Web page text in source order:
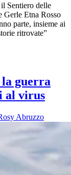
Sentiero delle
Gerle Etna Rosso
parte, insieme ai
ritrovate”
guerra
al virus
Abruzzo